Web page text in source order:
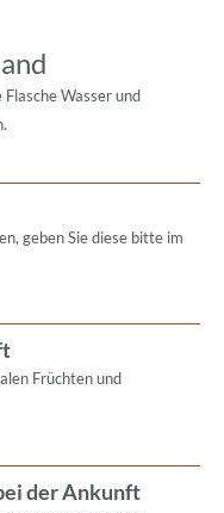
Wasser und
geben Sie diese bitte im
Früchten und
der Ankunft